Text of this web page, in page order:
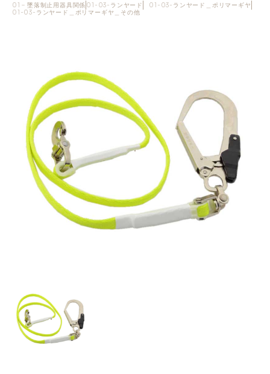
金井産業の強み
お知らせ
採用情報
01 – 墜落制止用器具関係 01-03-ランヤード
01-03-ランヤード＿ポリマーギヤ
01-03-ランヤード＿ポリマーギヤ＿その他